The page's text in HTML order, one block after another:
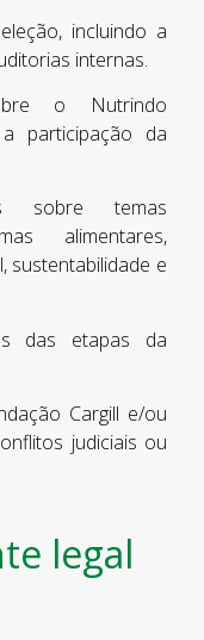
incluindo a
internas.
o Nutrindo
participação da
sobre temas
alimentares,
sustentabilidade e
das etapas da
Cargill e/ou
judiciais ou
legal